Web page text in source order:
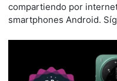
compartiendo por
smartphones Android.